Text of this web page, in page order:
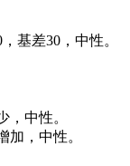
基差30，中性。
，中性。
加，中性。